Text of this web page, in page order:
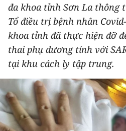
PHÁP LUẬT
DU LỊCH
THẾ GIỚI
THỂ THAO
GIÁO DỤC
đa khoa tỉnh Sơn La thông
Tổ điều trị bệnh nhân
khoa tỉnh đã thực hiện đỡ
thai phụ dương tính với
tại khu cách ly tập trung.